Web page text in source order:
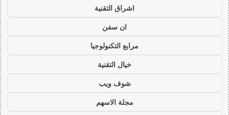
اشراق التقنية
ان سفن
مرابع التكنولوجيا
خيال التقنية
شوف ويب
مجلة الاسهم